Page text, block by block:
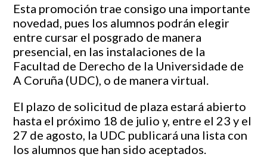
Esta promoción trae consigo una importante
novedad, pues los alumnos podrán elegir
entre cursar el posgrado de manera
presencial, en las instalaciones de la
Facultad de Derecho de la Universidade de
A Coruña (UDC), o de manera virtual.
El plazo de solicitud de plaza estará abierto
hasta el próximo 18 de julio y, entre el 23 y el
27 de agosto, la UDC publicará una lista con
los alumnos que han sido aceptados.